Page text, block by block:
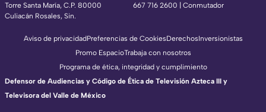
Torre Santa María, C.P. 80000
Culiacán Rosales, Sin.
667 716 2600 | Conmutador
Aviso de privacidadPreferencias de CookiesDerechosInversionistas
Promo EspacioTrabaja con nosotros
Programa de ética, integridad y cumplimiento
Defensor de Audiencias y Código de Ética de Televisión Azteca III y
Televisora del Valle de México